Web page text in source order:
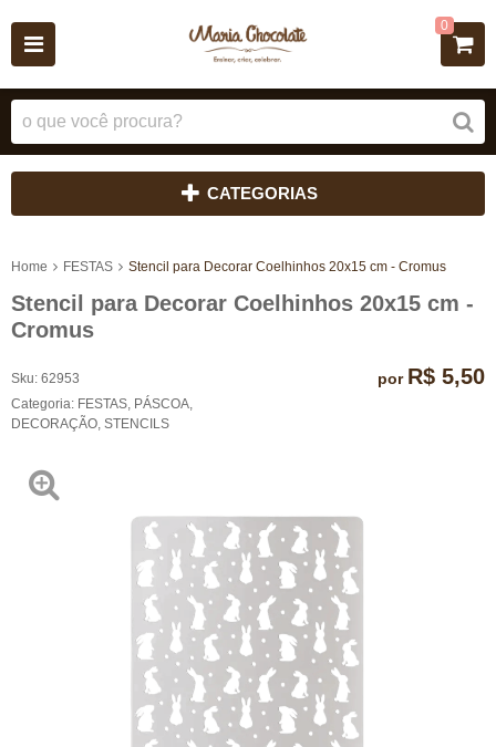
0
CATEGORIAS
Home FESTAS Stencil para Decorar Coelhinhos 20x15 cm - Cromus
Stencil para Decorar Coelhinhos 20x15 cm -
Cromus
Sku: 62953
Categoria: FESTAS PÁSCOA
DECORAÇÃO STENCILS
por R$ 5,50